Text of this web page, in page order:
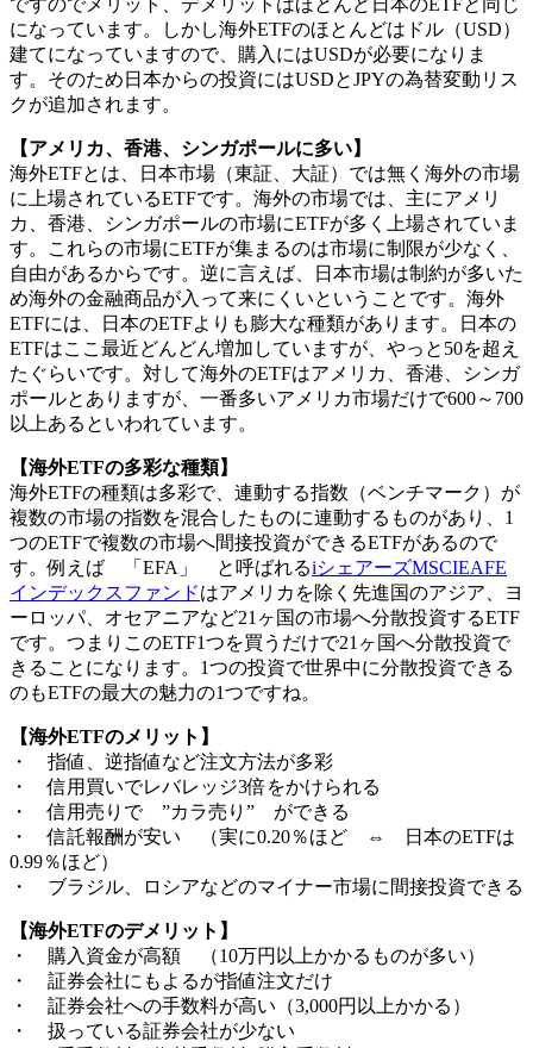
になっています。しかし海外ETFのほとんどはドル（USD）
建てになっていますので、購入にはUSDが必要になりま
す。そのため日本からの投資にはUSDとJPYの為替変動リス
クが追加されます。
【アメリカ、香港、シンガポールに多い】
海外ETFとは、日本市場（東証、大証）では無く海外の市場
に上場されているETFです。海外の市場では、主にアメリ
カ、香港、シンガポールの市場にETFが多く上場されていま
す。これらの市場にETFが集まるのは市場に制限が少なく、
自由があるからです。逆に言えば、日本市場は制約が多いた
め海外の金融商品が入って来にくいということです。海外
ETFには、日本のETFよりも膨大な種類があります。日本の
ETFはここ最近どんどん増加していますが、やっと50を超え
たぐらいです。対して海外のETFはアメリカ、香港、シンガ
ポールとありますが、一番多いアメリカ市場だけで600～700
以上ある といわれています。
【海外ETFの多彩な種類】
海外ETFの種類は多彩で、連動する指数（ベンチマーク）が
複数の市場の指数を混合したものに連動するものがあり、1
つのETFで複数の市場へ間接投資ができるETFがあるので
す。例えば 「EFA」 と呼ばれるiシェアーズMSCIEAFE
インデックスファンドはアメリカを除く先進国のアジア、ヨ
ーロッパ、オセアニアなど21ヶ国の市場へ分散投資するETF
です。つまりこのETF1つを買うだけで21ヶ国へ分散投資で
きることになります。 1つの投資で世界中に分散投資できる
のもETFの最大の魅力の1つですね。
【海外ETFのメリット】
・ 指値、逆指値など注文方法が多彩
・ 信用買いでレバレッジ3倍をかけられる
・ 信用売りで ”カラ売り” ができる
・ 信託報酬が安い （実に0.20％ほど ⇔ 日本のETFは
0.99％ほど）
・ ブラジル、ロシアなどのマイナー市場に間接投資できる
【海外ETFのデメリット】
・ 購入資金が高額 （10万円以上かかるものが多い）
・ 証券会社にもよるが指値注文だけ
・ 証券会社への手数料が高い（3,000円以上かかる）
・ 扱っている証券会社が少ない